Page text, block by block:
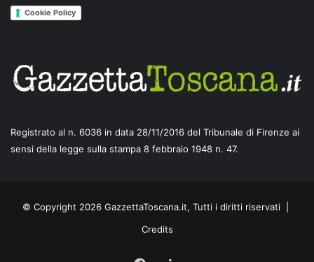
Cookie Policy
Registrato al n. 6036 in data 28/11/2016 del Tribunale di Firenze ai
sensi della legge sulla stampa 8 febbraio 1948 n. 47.
© Copyright 2026 GazzettaToscana.it, Tutti i diritti riservati |
Credits